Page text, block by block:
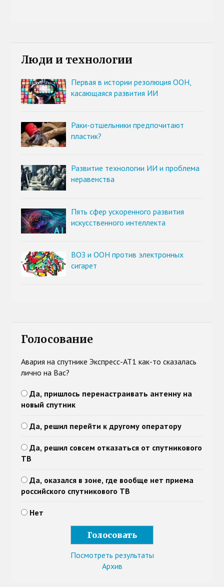
Люди и технологии
Первая в истории резолюция ООН,
касающаяся развития ИИ
Раки-отшельники предпочитают
пластик?
Развитие технологии ИИ и проблема
неравенства
Пять сфер ускоренного развития
искусственного интеллекта
ВОЗ и ООН против электронных
сигарет
Голосование
Авария на спутнике Экспресс-АТ1 как-то сказалась
лично на Вас?
Да, пришлось перенастраивать антенну на
новый спутник
Да, решил перейти к другому оператору
Да, решил совсем отказаться от спутникового
ТВ
Да, оказался в зоне, где вообще нет приема
российского спутникового ТВ
Нет
Посмотреть результаты
Архив